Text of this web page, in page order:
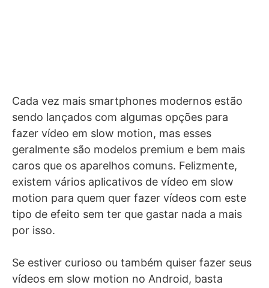
Cada vez mais smartphones modernos estão
sendo lançados com algumas opções para
fazer vídeo em slow motion, mas esses
geralmente são modelos premium e bem mais
caros que os aparelhos comuns. Felizmente,
existem vários aplicativos de vídeo em slow
motion para quem quer fazer vídeos com este
tipo de efeito sem ter que gastar nada a mais
por isso.
Se estiver curioso ou também quiser fazer seus
vídeos em slow motion no Android, basta